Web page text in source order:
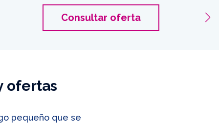
Consultar oferta
Islas
2
ofertas
pequeño que se